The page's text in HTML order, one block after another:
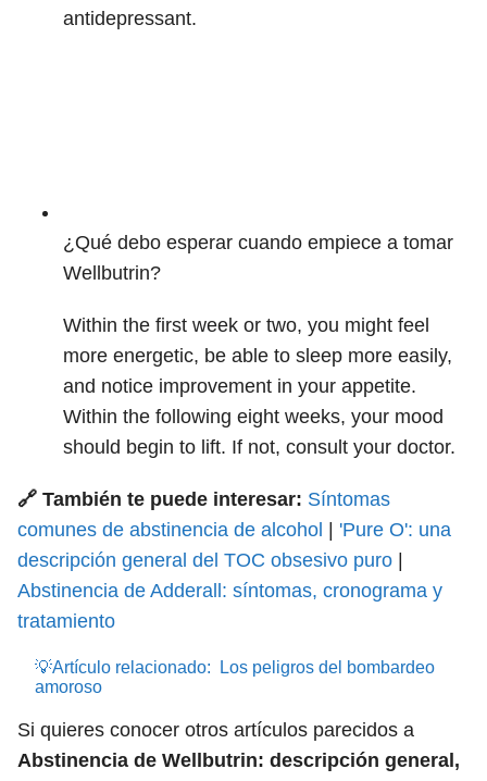
antidepressant.
¿Qué debo esperar cuando empiece a tomar
Wellbutrin?
Within the first week or two, you might feel
more energetic, be able to sleep more easily,
and notice improvement in your appetite.
Within the following eight weeks, your mood
should begin to lift. If not, consult your doctor.
🔗 También te puede interesar: Síntomas
comunes de abstinencia de alcohol
'Pure O': una
descripción general del TOC obsesivo puro
Abstinencia de Adderall: síntomas, cronograma y
tratamiento
💡Artículo relacionado:
Los peligros del bombardeo
amoroso
Si quieres conocer otros artículos parecidos a
Abstinencia de Wellbutrin: descripción general,